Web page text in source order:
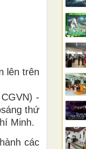
lên trên
-
thứ
Minh.
các